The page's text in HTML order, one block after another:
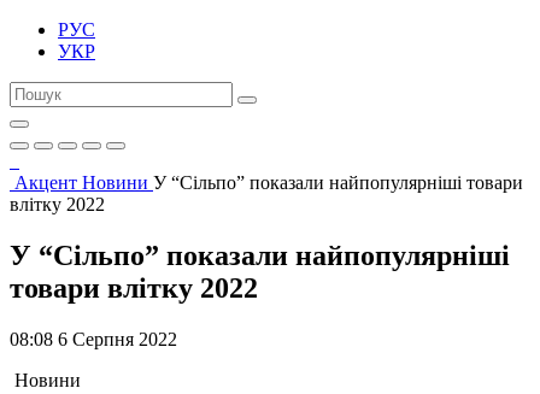
РУС
УКР
Акцент Новини У “Сільпо” показали найпопулярніші товари
влітку 2022
У “Сільпо” показали найпопулярніші
товари влітку 2022
08:08 6 Серпня 2022
Новини